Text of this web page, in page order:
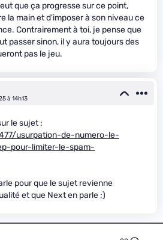
que ça progresse sur ce point,
la main et d'imposer à son niveau ce
Contrairement à toi, je pense que
passer sinon, il y aura toujours des
pas le jeu.
à 14h13
le sujet :
usurpation-de-numero-le-
pour-limiter-le-spam-
pour que le sujet revienne
et que Next en parle ;)